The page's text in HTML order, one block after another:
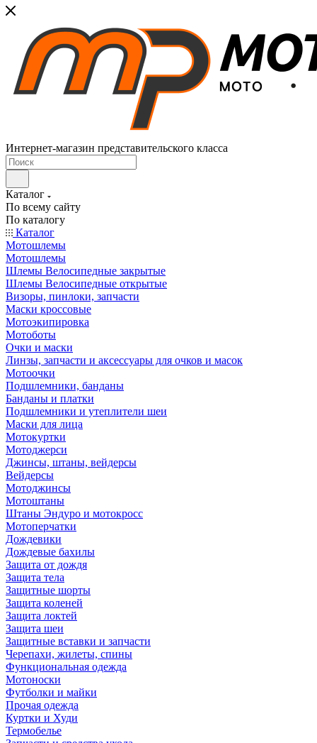
Интернет-магазин представительского класса
Каталог
По всему сайту
По каталогу
Каталог
Мотошлемы
Мотошлемы
Шлемы Велосипедные закрытые
Шлемы Велосипедные открытые
Визоры, пинлоки, запчасти
Маски кроссовые
Мотоэкипировка
Мотоботы
Очки и маски
Линзы, запчасти и аксессуары для очков и масок
Мотоочки
Подшлемники, банданы
Банданы и платки
Подшлемники и утеплители шеи
Маски для лица
Мотокуртки
Мотоджерси
Джинсы, штаны, вейдерсы
Вейдерсы
Мотоджинсы
Мотоштаны
Штаны Эндуро и мотокросс
Мотоперчатки
Дождевики
Дождевые бахилы
Защита от дождя
Защита тела
Защитные шорты
Защита коленей
Защита локтей
Защита шеи
Защитные вставки и запчасти
Черепахи, жилеты, спины
Функциональная одежда
Мотоноски
Футболки и майки
Прочая одежда
Куртки и Худи
Термобелье